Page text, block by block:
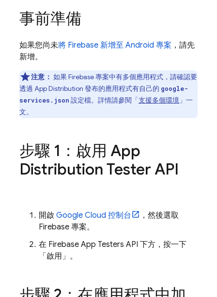
事前準備
如果您尚未將 Firebase 新增至 Android 專案 ，請先
新增。
注意： 如果 Firebase 專案中有多個應用程式，請確認要
透過 App Distribution 發布的應用程式有自己的 google-
services.json 設定檔。詳情請參閱「支援多個環境 」一
文。
步驟 1：啟用 App
Distribution Tester API
開啟 Google Cloud 控制台
，然後選取
Firebase 專案。
在 Firebase App Testers API 下方，按一下
「啟用」 。